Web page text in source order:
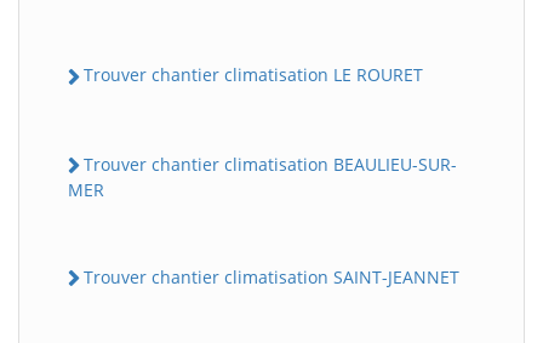
Trouver chantier climatisation LE ROURET
Trouver chantier climatisation BEAULIEU-SUR-
MER
Trouver chantier climatisation SAINT-JEANNET